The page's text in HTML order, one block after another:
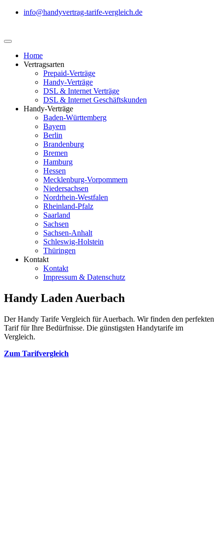
info@handyvertrag-tarife-vergleich.de
Home
Vertragsarten
Prepaid-Verträge
Handy-Verträge
DSL & Internet Verträge
DSL & Internet Geschäftskunden
Handy-Verträge
Baden-Württemberg
Bayern
Berlin
Brandenburg
Bremen
Hamburg
Hessen
Mecklenburg-Vorpommern
Niedersachsen
Nordrhein-Westfalen
Rheinland-Pfalz
Saarland
Sachsen
Sachsen-Anhalt
Schleswig-Holstein
Thüringen
Kontakt
Kontakt
Impressum & Datenschutz
Handy Laden Auerbach
Der Handy Tarife Vergleich für Auerbach. Wir finden den perfekten
Tarif für Ihre Bedürfnisse. Die günstigsten Handytarife im
Vergleich.
Zum Tarifvergleich